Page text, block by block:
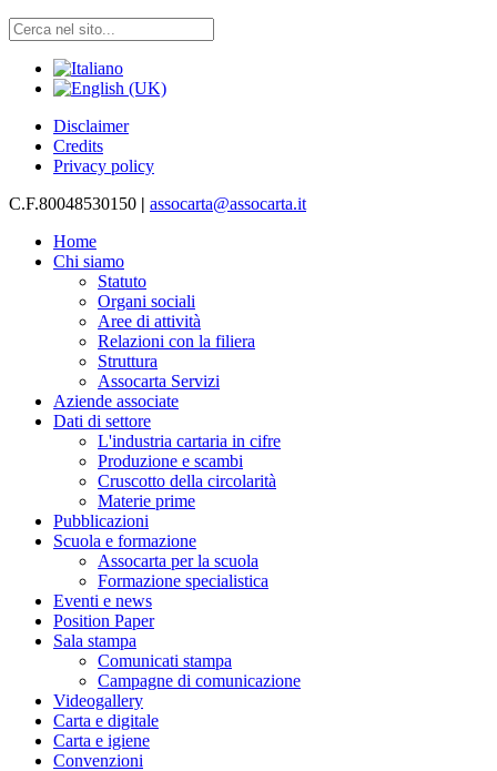
Disclaimer
Credits
Privacy policy
C.F.80048530150 | assocarta@assocarta.it
Home
Chi siamo
Statuto
Organi sociali
Aree di attività
Relazioni con la filiera
Struttura
Assocarta Servizi
Aziende associate
Dati di settore
L'industria cartaria in cifre
Produzione e scambi
Cruscotto della circolarità
Materie prime
Pubblicazioni
Scuola e formazione
Assocarta per la scuola
Formazione specialistica
Eventi e news
Position Paper
Sala stampa
Comunicati stampa
Campagne di comunicazione
Videogallery
Carta e digitale
Carta e igiene
Convenzioni